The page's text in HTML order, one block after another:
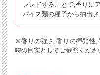
レンドすることで,香りに
パイス類の種子から抽出さ
※香りの強さ,香りの揮発性,
時の目安としてご参照くださ